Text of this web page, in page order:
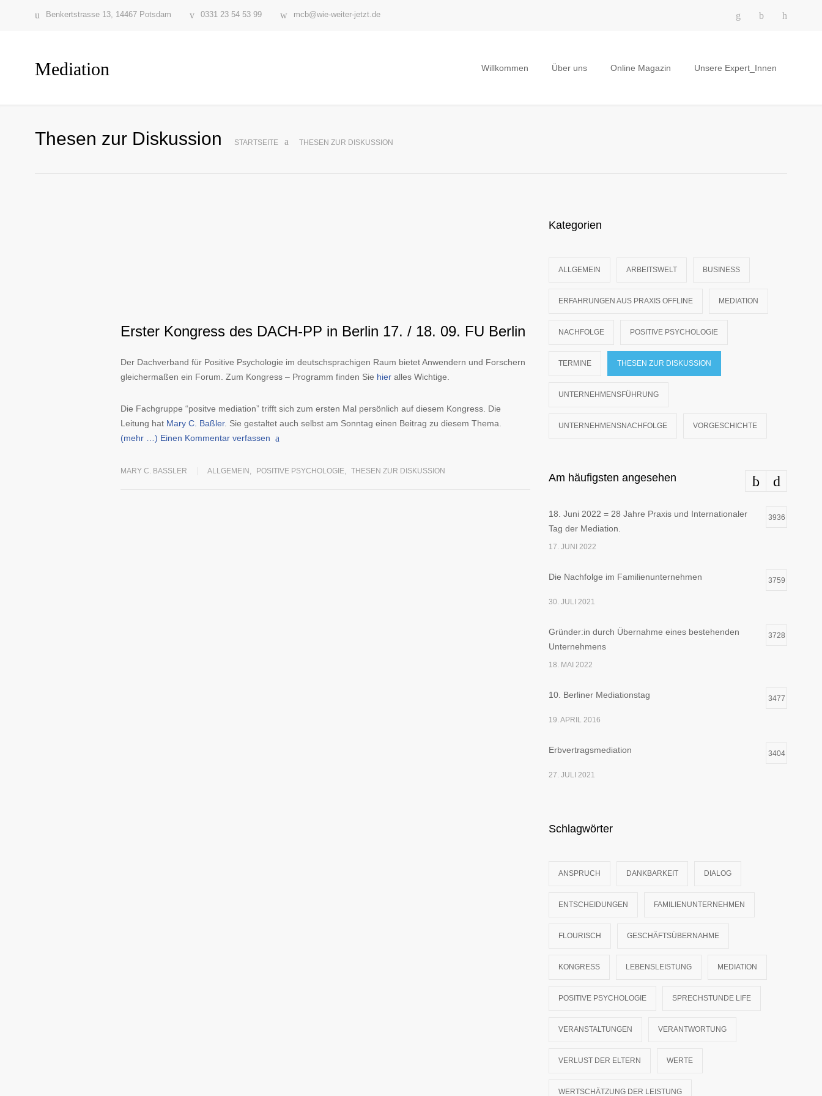
Benkertstrasse 13, 14467 Potsdam 0331 23 54 53 99 mcb@wie-weiter-jetzt.de
Mediation Willkommen Über uns Online Magazin Unsere Expert_Innen
Thesen zur Diskussion STARTSEITE THESEN ZUR DISKUSSION
Erster Kongress des DACH-PP in Berlin 17. / 18. 09. FU Berlin
Der Dachverband für Positive Psychologie im deutschsprachigen Raum bietet Anwendern und Forschern
gleichermaßen ein Forum. Zum Kongress – Programm finden Sie hier alles Wichtige.
Die Fachgruppe “positve mediation” trifft sich zum ersten Mal persönlich auf diesem Kongress. Die
Leitung hat Mary C. Baßler. Sie gestaltet auch selbst am Sonntag einen Beitrag zu diesem Thema.
(mehr …) Einen Kommentar verfassen
MARY C. BASSLER ALLGEMEIN , POSITIVE PSYCHOLOGIE, THESEN ZUR DISKUSSION
Kategorien
ALLGEMEIN ARBEITSWELT BUSINESS
ERFAHRUNGEN AUS PRAXIS OFFLINE MEDIATION
NACHFOLGE POSITIVE PSYCHOLOGIE
TERMINE THESEN ZUR DISKUSSION
UNTERNEHMENSFÜHRUNG
UNTERNEHMENSNACHFOLGE VORGESCHICHTE
Am häufigsten angesehen
18. Juni 2022 = 28 Jahre Praxis und Internationaler
Tag der Mediation.
3936
17. JUNI 2022
Die Nachfolge im Familienunternehmen 3759
30. JULI 2021
Gründer:in durch Übernahme eines bestehenden
Unternehmens
3728
18. MAI 2022
10. Berliner Mediationstag 3477
19. APRIL 2016
Erbvertragsmediation 3404
27. JULI 2021
Schlagwörter
ANSPRUCH DANKBARKEIT DIALOG
ENTSCHEIDUNGEN FAMILIENUNTERNEHMEN
FLOURISCH GESCHÄFTSÜBERNAHME
KONGRESS LEBENSLEISTUNG MEDIATION
POSITIVE PSYCHOLOGIE SPRECHSTUNDE LIFE
VERANSTALTUNGEN VERANTWORTUNG
VERLUST DER ELTERN WERTE
WERTSCHÄTZUNG DER LEISTUNG